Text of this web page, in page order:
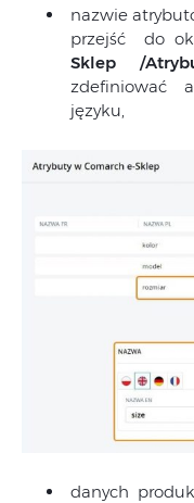
nazwie
przejść do
Sklep /
zdefiniować
języku,
danych